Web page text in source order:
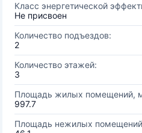
Класс энергетической
Не присвоен
Количество подъездов:
2
Количество этажей:
3
Площадь жилых помещений,
997.7
Площадь нежилых